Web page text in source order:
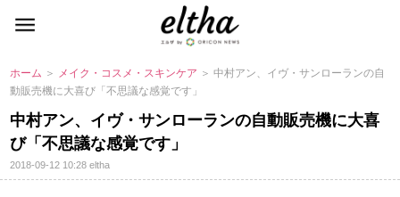
ホーム ＞ メイク・コスメ・スキンケア ＞ 中村アン、イヴ・サンローランの自
動販売機に大喜び「不思議な感覚です」
中村アン、イヴ・サンローランの自動販売機に大喜
び「不思議な感覚です」
2018-09-12 10:28eltha